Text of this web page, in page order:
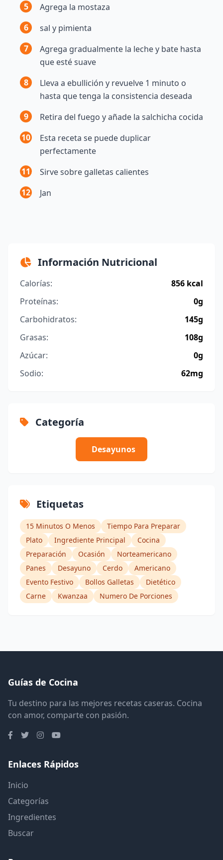
5
Agrega la mostaza
6
sal y pimienta
7
Agrega gradualmente la leche y bate hasta
que esté suave
8
Lleva a ebullición y revuelve 1 minuto o
hasta que tenga la consistencia deseada
9
Retira del fuego y añade la salchicha cocida
10
Esta receta se puede duplicar
perfectamente
11
Sirve sobre galletas calientes
12
Jan
Información Nutricional
Calorías:
856 kcal
Proteínas:
0g
Carbohidratos:
145g
Grasas:
108g
Azúcar:
0g
Sodio:
62mg
Categoría
Desayunos
Etiquetas
15 Minutos O Menos
Tiempo Para Preparar
Plato
Ingrediente Principal
Cocina
Preparación
Ocasión
Norteamericano
Panes
Desayuno Cerdo
Americano
Evento Festivo
Bollos Galletas
Dietético
Carne
Kwanzaa Numero De Porciones
Guías de Cocina
Tu destino para las mejores recetas caseras. Cocina
con amor, comparte con pasión.
Enlaces Rápidos
Inicio
Categorías
Ingredientes
Buscar